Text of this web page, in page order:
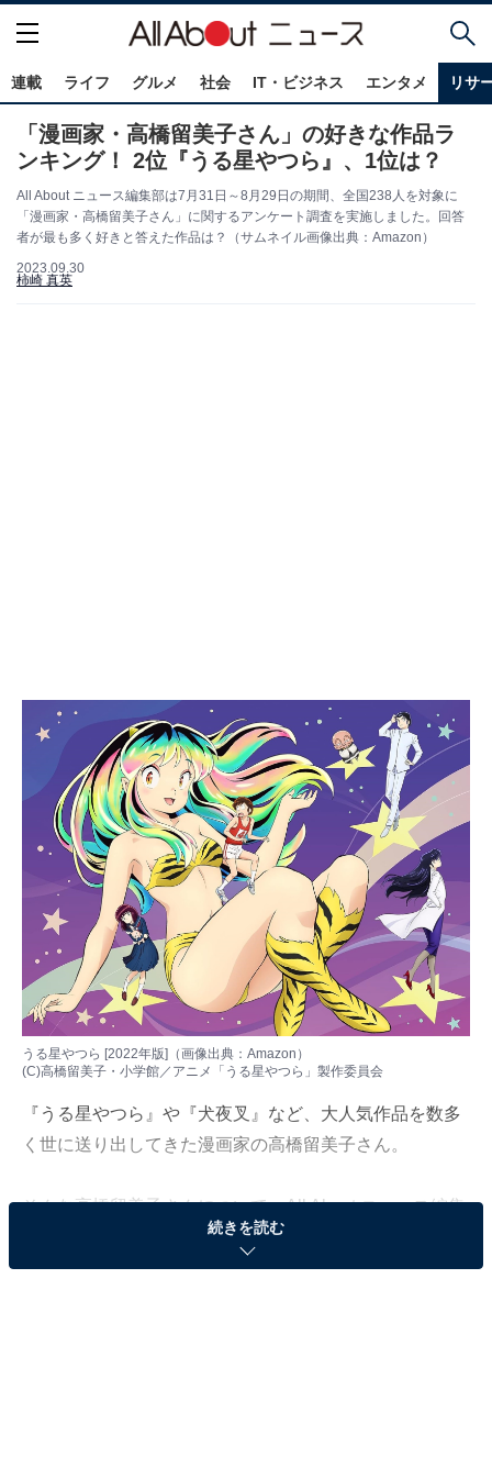
連載 ライフ グルメ 社会 IT・ビジネス エンタメ リサ
「漫画家・高橋留美子さん」の好きな作品ラ
ンキング！ 2位『うる星やつら』、1位は？
All About ニュース編集部は7月31日～8月29日の期間、全国238人を対象に
「漫画家・高橋留美子さん」に関するアンケート調査を実施しました。回答
者が最も多く好きと答えた作品は？（サムネイル画像出典：Amazon）
2023.09.30
柿崎 真英
うる星やつら [2022年版]（画像出典： Amazon ）
(C)高橋留美子・小学館／アニメ「うる星やつら」製作委員会
『うる星やつら』や『犬夜叉』など、大人気作品を数多
く世に送り出してきた漫画家の高橋留美子さん。
そんな高橋留美子さんについて、All About ニュース編集
部は7月31日～8月29日の期間、全国238人を対象にアン
ケート調査を実施。その中から、「漫画家・高橋留美子
続きを読む